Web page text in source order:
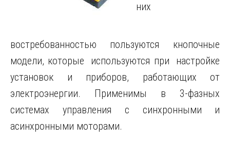
них
востребованностью пользуются кнопочные
модели, которые используются при настройке
установок и приборов, работающих от
электроэнергии. Применимы в 3-фазных
системах управления с синхронными и
асинхронными моторами.